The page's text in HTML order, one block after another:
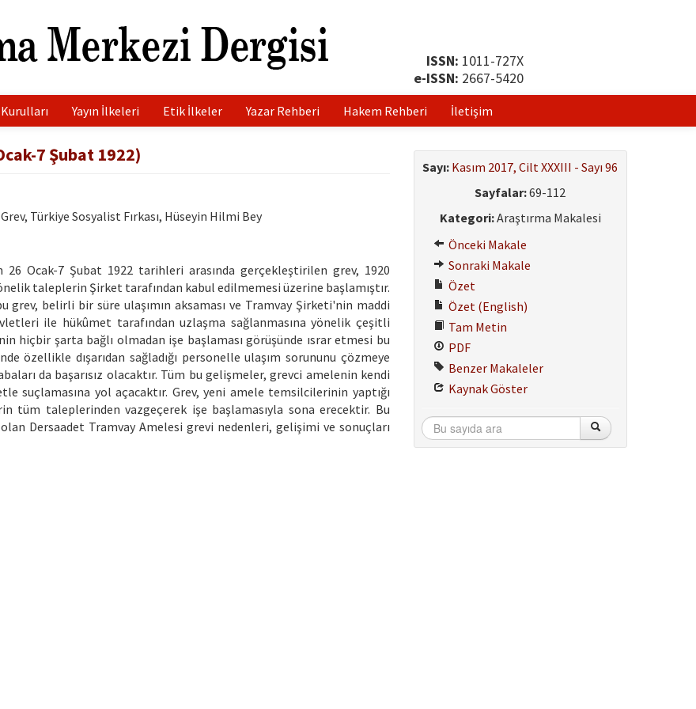
ISSN: 1011-727X
e-ISSN: 2667-5420
Yayın İlkeleri Etik İlkeler Yazar Rehberi Hakem Rehberi İletişim
7 Şubat 1922)
Türkiye Sosyalist Fırkası, Hüseyin Hilmi Bey
Ocak-7 Şubat 1922 tarihleri arasında gerçekleştirilen grev, 1920
taleplerin Şirket tarafından kabul edilmemesi üzerine başlamıştır.
grev, belirli bir süre ulaşımın aksaması ve Tramvay Şirketi'nin maddi
ile hükûmet tarafından uzlaşma sağlanmasına yönelik çeşitli
hiçbir şarta bağlı olmadan işe başlaması görüşünde ısrar etmesi bu
özellikle dışarıdan sağladığı personelle ulaşım sorununu çözmeye
da başarısız olacaktır. Tüm bu gelişmeler, grevci amelenin kendi
suçlamasına yol açacaktır. Grev, yeni amele temsilcilerinin yaptığı
tüm taleplerinden vazgeçerek işe başlamasıyla sona erecektir. Bu
Dersaadet Tramvay Amelesi grevi nedenleri, gelişimi ve sonuçları
Sayı: Kasım 2017, Cilt XXXIII - Sayı 96
Sayfalar:69-112
Kategori:Araştırma Makalesi
Önceki Makale
Sonraki Makale
Özet
Özet (English)
Tam Metin
PDF
Benzer Makaleler
Kaynak Göster